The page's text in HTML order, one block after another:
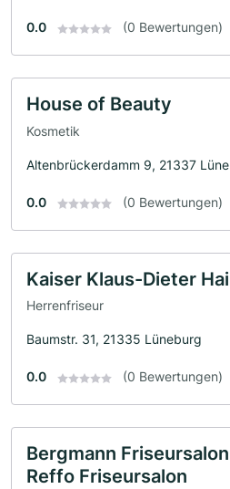
0.0 (0 Bewertungen)
House of Beauty
Kosmetik
Altenbrückerdamm 9, 21337
0.0 (0 Bewertungen)
Kaiser Klaus-Dieter
Herrenfriseur
Baumstr. 31, 21335 Lüneburg
0.0 (0 Bewertungen)
Bergmann
Reffo Friseursalon